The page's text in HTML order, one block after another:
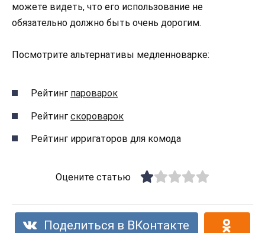
можете видеть, что его использование не
обязательно должно быть очень дорогим.
Посмотрите альтернативы медленноварке:
Рейтинг пароварок
Рейтинг скороварок
Рейтинг ирригаторов для комода
Оцените статью
Поделиться в ВКонтакте